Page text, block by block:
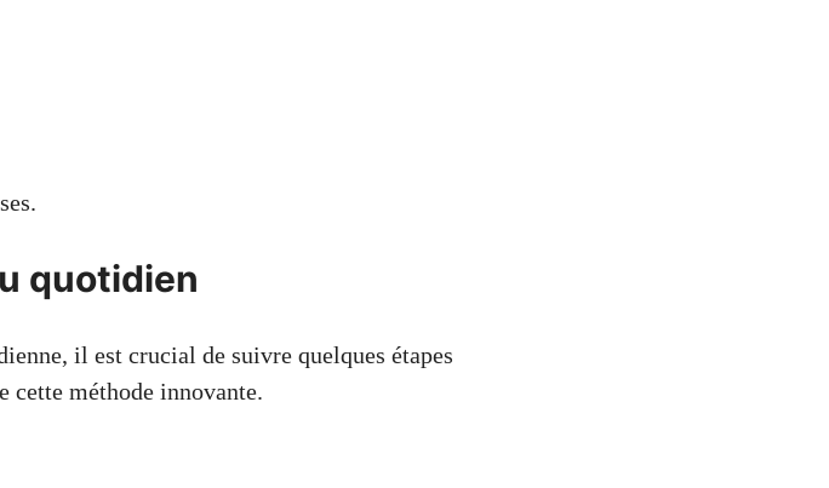
quotidien
il est crucial de suivre quelques étapes
cette méthode innovante.